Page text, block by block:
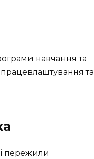
навчання та
та
пережили